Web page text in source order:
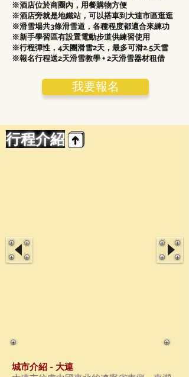
※酒店位於商圈內，用餐購物方便
※酒店旁就是地鐵站，可以搭車到大連市區逛逛
※滑雪場共3條滑雪道，各種程度都適合來練功
※新手學習區有設置電動步道供練習使用
※行程彈性，4天團滑雪2天，最多可滑2.5天雪
※報名行程送2天滑雪教學 + 2天滑雪器材租借
我要報名
行程介紹
城市介紹 - 大連